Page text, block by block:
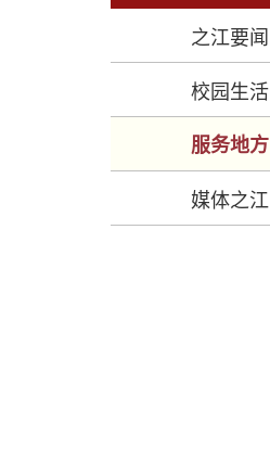
之江要闻
校园生活
服务地方
媒体之江